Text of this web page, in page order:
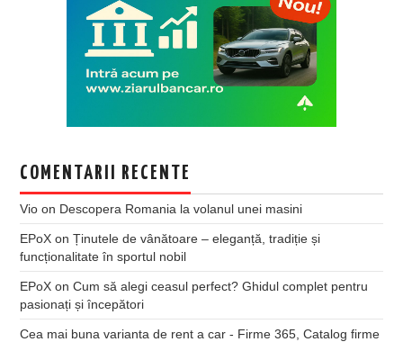
COMENTARII RECENTE
Vio on Descopera Romania la volanul unei masini
EPoX onȚinutele de vânătoare – eleganță, tradiție și
funcționalitate în sportul nobil
EPoX onCum să alegi ceasul perfect? Ghidul complet pentru
pasionați și începători
Cea mai buna varianta de rent a car - Firme 365, Catalog firme